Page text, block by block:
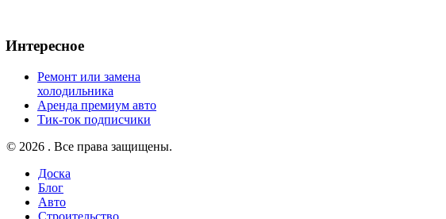
Интересное
Ремонт или замена
холодильника
Аренда премиум авто
Тик-ток подписчики
© 2026 . Все права защищены.
Доска
Блог
Авто